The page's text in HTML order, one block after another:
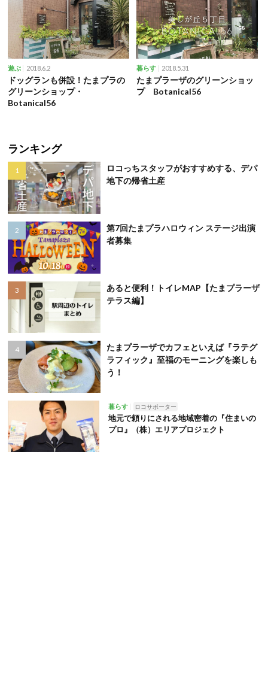
遊ぶ 2018.6.2
ドッグランも併設！たまプラの
グリーンショップ・
Botanical56
暮らす 2018.5.31
たまプラーザのグリーンショッ
プ Botanical56
ランキング
ロコっちスタッフがおすすめする、デパ
地下の帰省土産
第7回たまプラハロウィン ステージ出演
者募集
あると便利！トイレMAP【たまプラーザ
テラス編】
たまプラーザでカフェといえば『ラテグ
ラフィック』至福のモーニングを楽しも
う！
暮らす ロコサポーター
地元で頼りにされる地域密着の『住まいの
プロ』（株）エリアプロジェクト